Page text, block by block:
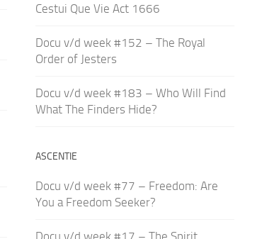
Cestui Que Vie Act 1666
Docu v/d week #152 – The Royal
Order of Jesters
Docu v/d week #183 – Who Will Find
What The Finders Hide?
ASCENTIE
Docu v/d week #77 – Freedom: Are
You a Freedom Seeker?
Docu v/d week #17 – The Spirit